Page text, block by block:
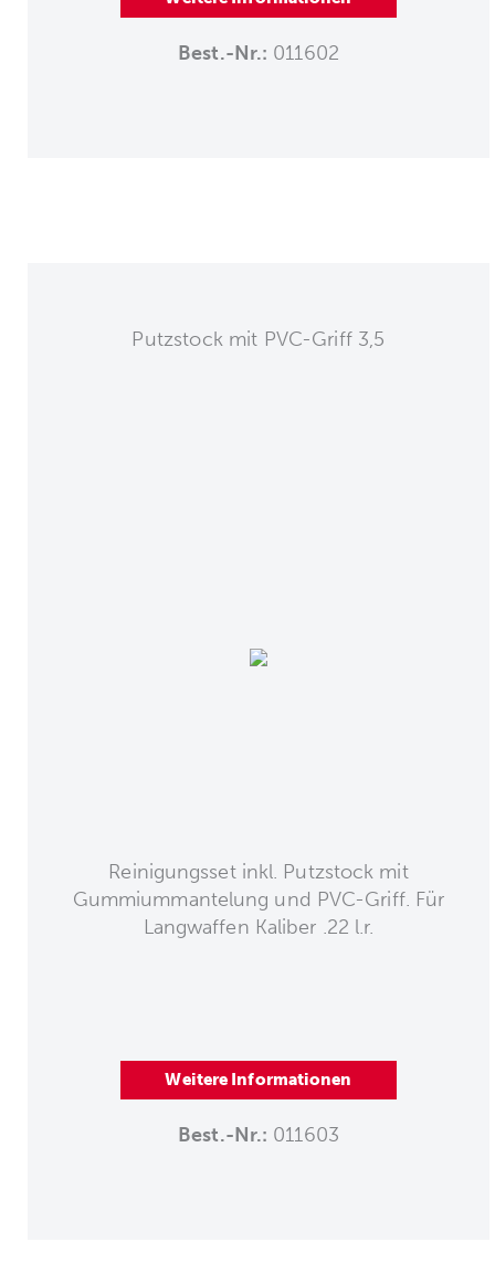
Best.-Nr.: 011602
Putzstock mit PVC-Griff 3,5
Reinigungsset inkl. Putzstock mit
Gummiummantelung und PVC-Griff. Für
Langwaffen Kaliber .22 l.r.
Weitere Informationen
Best.-Nr.: 011603